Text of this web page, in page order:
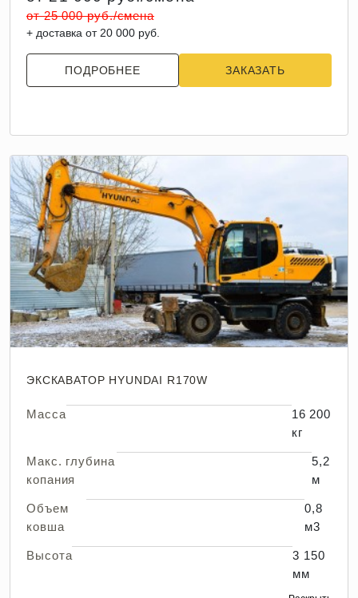
от 25 000 руб./смена
+ доставка от 20 000 руб.
ПОДРОБНЕЕ ЗАКАЗАТЬ
ЭКСКАВАТОР HYUNDAI R170W
Масса
16 200
кг
Макс. глубина
копания
5,2
м
Объем
ковша
0,8
м3
Высота
3 150
мм